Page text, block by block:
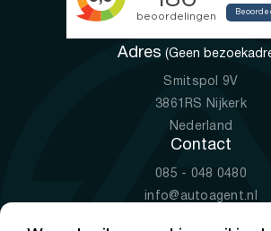
Adres (Geen
Smitspol 9V
3861RS Nijkerk
Nederland
Contact
085 - 048 0480
info@autoagent.nl